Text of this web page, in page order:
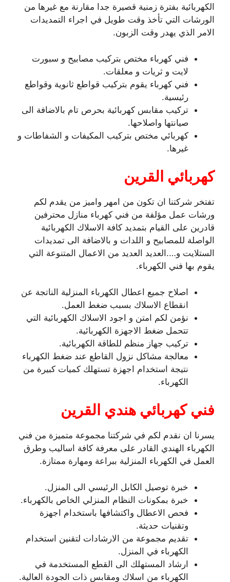
الكهربائية بفترة زمنية قصيرة جدا مقارنة مع غيرها من
الورشات التي تأخذ وقت طويل في اجراء التمديدات
الامر الذي يهدر وقت الزبون.
فني كهرباء مختص بتركيب مصابيح و سبورت
لايت و ثريات و معلقات.
فني كهرباء يقوم بتركيب قواطع ثانوية وقواطع
رئيسية.
تركيب مقابس كهربائية بحرص تام بالاضافة الى
صيانتها واصلاحها.
كهربائي مختص بتركيب المكيفات و الشفاطات و
غيرها.
كهربائي القرين
تفتخر شركتنا ان تكون من امهر واميز من يقدم لكم
ورشات عمل مؤلفة من فني كهرباء منازل محترفين
قادرين على القيام بتمديد كافة الاسلاك الكهربائية
الواصلة للمصابيح و اللدات و بالاضافة الى تمديدات
الستلايت و….العديد العديد من الاعمال المتنوعة التي
يقوم بها فني الكهرباء.
اصلاح جميع اعطال الكهرباء المنزلية الناتجة عن
انقطاع الاسلاك بسبب ضغط العمل.
نؤمن لكم امتن و اجود الاسلاك الكهربائية التي
تتحمل ضغط الاجهزة الكهربائية.
تركيب جهاز منظم للطاقة الكهربائية.
معالجة مشاكل نزول القاطع عند ضغط الكهرباء
نتيجة استخدام اجهزة تستهلك كميات كبيرة من
الكهرباء.
فني كهربائي هندي القرين
يسرنا ان نقدم لكم في شركتنا مجموعة متميزة من فني
الكهرباء الهندي القادر على معرفة كافة اساليب وطرق
العمل في الكهرباء المنزلية ببراعة ومهارة ممتازة.
خبرة توصيل الكابل الرئيسي الى المنزل.
خبرة بمكونات النظام المنزلي الخاص بالكهرباء.
فحص الاعطال واكتشافها باستخدام اجهزة
وتقنيات حديثة.
تقديم مجموعة من الارشادات لتقنين استخدام
الكهرباء في المنزل.
ارشاد المستهلك الى القطع المستخدمة في
الكهرباء من اسلاك ومقابس ذات الجودة العالية.